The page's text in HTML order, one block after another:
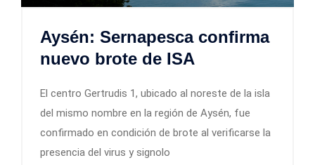
Aysén: Sernapesca confirma
nuevo brote de ISA
El centro Gertrudis 1, ubicado al noreste de la isla
del mismo nombre en la región de Aysén, fue
confirmado en condición de brote al verificarse la
presencia del virus y signolo